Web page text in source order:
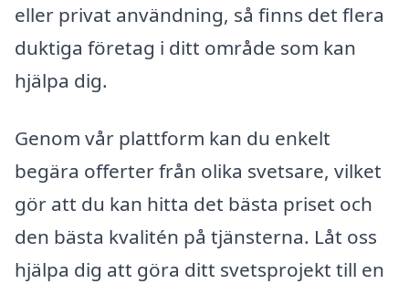
eller privat användning, så finns det flera
duktiga företag i ditt område som kan
hjälpa dig.
Genom vår plattform kan du enkelt
begära offerter från olika svetsare, vilket
gör att du kan hitta det bästa priset och
den bästa kvalitén på tjänsterna. Låt oss
hjälpa dig att göra ditt svetsprojekt till en